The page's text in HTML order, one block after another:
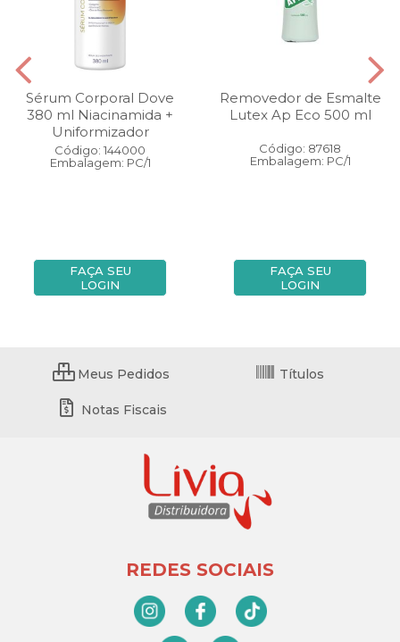
Sérum Corporal Dove
380 ml Niacinamida +
Uniformizador
Código: 144000
Embalagem: PC/1
FAÇA SEU
LOGIN
Removedor de Esmalte
Lutex Ap Eco 500 ml
Código: 87618
Embalagem: PC/1
FAÇA SEU
LOGIN
Meus Pedidos Títulos
Notas Fiscais
REDES SOCIAIS